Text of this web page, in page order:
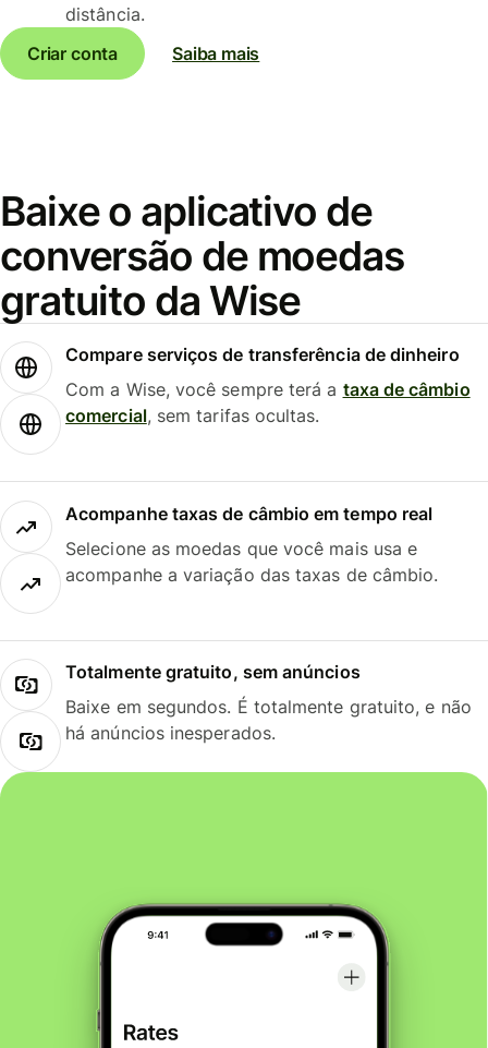
distância.
Criar conta
Saiba mais
Baixe o aplicativo de
conversão de moedas
gratuito da Wise
Compare serviços de transferência de dinheiro
Com a Wise, você sempre terá a taxa de câmbio
comercial, sem tarifas ocultas.
Acompanhe taxas de câmbio em tempo real
Selecione as moedas que você mais usa e
acompanhe a variação das taxas de câmbio.
Totalmente gratuito, sem anúncios
Baixe em segundos. É totalmente gratuito, e não
há anúncios inesperados.